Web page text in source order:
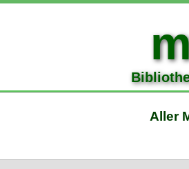
Aller